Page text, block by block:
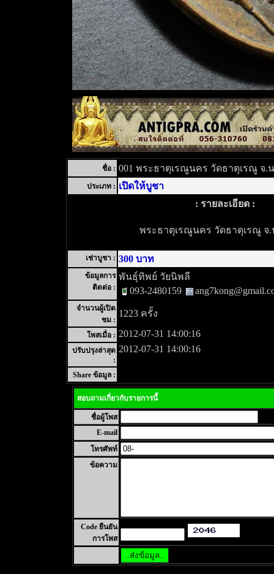
ชื่อ : 001 พระธาตุเรณูนคร วัดธาตุเรณู จ
ประเภท : เปิดให้บูชา
: รายละเอียด :
พระธาตุเรณูนคร วัดธาตุเรณู จ
เช่าบูชา : 300 บาท
ข้อมูลการ
ติดต่อ :
พันธุ์ทิพย์ วัยนิพลี
093-2480159
จำนวนผู้เปิด
ชม :
1223 ครั้ง
โพสเมื่อ : 2012-07-31 14:00:16
ปรับปรุงล่าสุด
:
2012-07-31 14:00:16
Share ข้อมูล :
สอบถามเกี่ยวกับรายการนี้
ชื่อผู้โพส
E-mail
โทรศัพท์
ข้อความ
Code ยืนยัน
การโพส